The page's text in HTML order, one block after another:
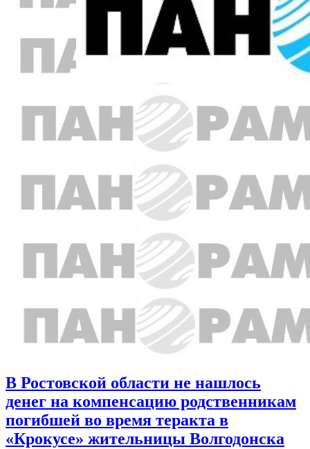
В Ростовской области не нашлось
денег на компенсацию родственникам
погибшей во время теракта в
«Крокусе» жительницы Волгодонска